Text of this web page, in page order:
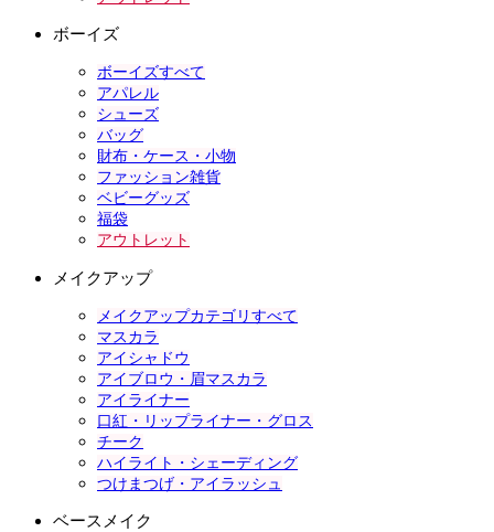
ボーイズ
ボーイズすべて
アパレル
シューズ
バッグ
財布・ケース・小物
ファッション雑貨
ベビーグッズ
福袋
アウトレット
メイクアップ
メイクアップカテゴリすべて
マスカラ
アイシャドウ
アイブロウ・眉マスカラ
アイライナー
口紅・リップライナー・グロス
チーク
ハイライト・シェーディング
つけまつげ・アイラッシュ
ベースメイク